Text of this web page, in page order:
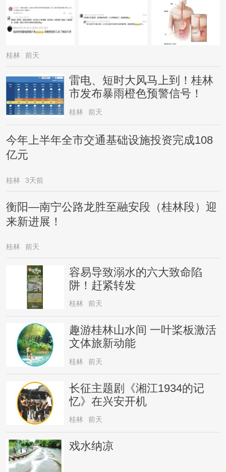
桂林 前天
雷电、短时大风马上到！桂林
市发布暴雨橙色预警信号！
桂林 前天
今年上半年全市交通基础设施投资完成108
亿元
桂林 3天前
衡阳—南宁公路龙胜至融安段（桂林段）迎
来新进展！
桂林 前天
容易导致溺水的六大致命陷
阱！赶紧转发
桂林 前天
趣游桂林山水间 一叶桨板激活
文体旅新动能
桂林 前天
长征主题剧《湘江1934的记
忆》在兴安开机
桂林 前天
戏水纳凉